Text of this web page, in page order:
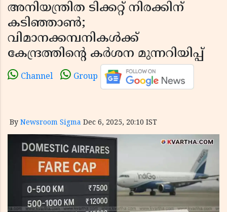
അനിയന്ത്രിത ടിക്കറ്റ് നിരക്കിന്
കടിഞ്ഞാൺ;
വിമാനക്കമ്പനികൾക്ക്
കേന്ദ്രത്തിന്റെ കർശന മുന്നറിയിപ്പ്
Channel Group
By Newsroom Sigma Dec 6, 2025, 20:10 IST